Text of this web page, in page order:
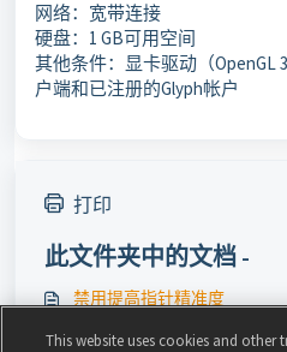
网络：宽带连接
硬盘：1 GB可用空间
其他条件：显卡驱动（OpenGL
户端和已注册的Glyph帐户
打印
此文件夹中的文档 -
禁用提高指针精准度
如何禁用自动开始游戏
This website uses cookies and